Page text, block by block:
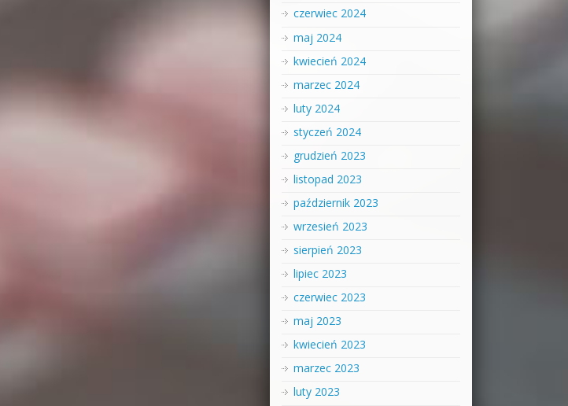
czerwiec 2024
maj 2024
kwiecień 2024
marzec 2024
luty 2024
styczeń 2024
grudzień 2023
listopad 2023
październik 2023
wrzesień 2023
sierpień 2023
lipiec 2023
czerwiec 2023
maj 2023
kwiecień 2023
marzec 2023
luty 2023